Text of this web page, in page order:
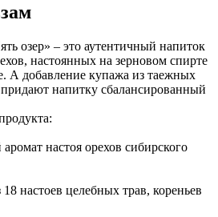
озер» – это аутентичный напиток
настоянных на зерновом спирте
А добавление купажа из таежных
напитку сбалансированный
настоя орехов сибирского
настоев целебных трав, кореньев